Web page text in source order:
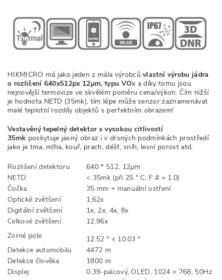
HIKMICRO má jako jeden z mála výrobců vlastní výrobu jádra
o rozlišení 640x512px 12µm, typu VOx a díky tomu jsou
nejnovější termovize ve skvělém poměru cena/výkon. Čím nižší
je hodnota NETD (35mk), tím lépe může senzor zaznamenávat
malé teplotní rozdíly objektů s perfektním obrazem!
Vestavěný tepelný detektor s vysokou citlivostí
35mk poskytuje jasný obraz i v drsných podmínkách prostředí
jako je tma, mlha, kouř, prach, déšť, sníh, lesní porost atd.
Rozlišení detektoru
640 * 512, 12µm
NETD
< 35mk (při 25 ° C, F # = 1.0)
Čočka
35 mm + manuální ostření
Optické zvětšení
1,62x
Digitální zvětšení
1x, 2x, 4x, 8x
Celkové zvětšení
12,96x
Zorné pole
12.52 ° × 10.03 °
Detekce automobilu
4472 m
Detekce člověka
1800 m
Displej
0,39-palcový, OLED, 1024 × 768, 50Hz